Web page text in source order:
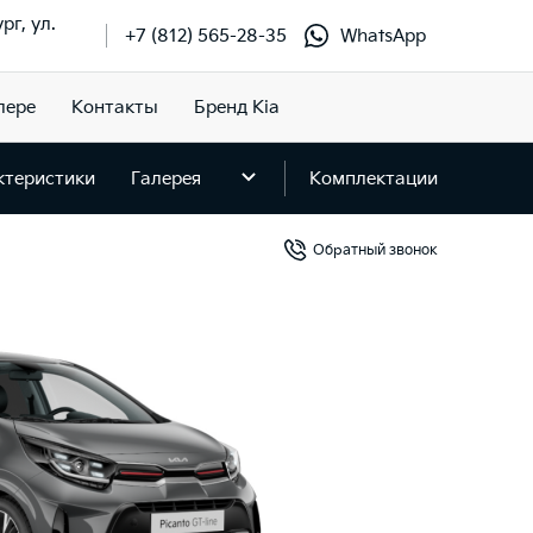
ул. +7 (812) 565-28-35 WhatsApp
Контакты Бренд Kia
Галерея Комплектации
Обратный звонок